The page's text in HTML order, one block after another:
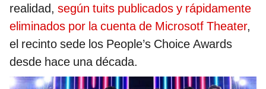
realidad, según tuits publicados y rápidamente
eliminados por la cuenta de Microsotf Theater,
el recinto sede los People’s Choice Awards
desde hace una década.